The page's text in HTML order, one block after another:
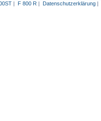
| F 800 R | Datenschutzerklärung|